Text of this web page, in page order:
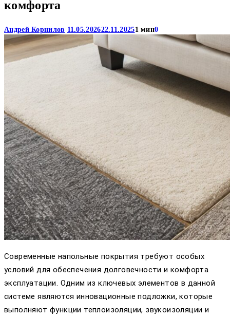
комфорта
Андрей Корнилов 11.05.202622.11.20251 мин0
Современные напольные покрытия требуют особых
условий для обеспечения долговечности и комфорта
эксплуатации. Одним из ключевых элементов в данной
системе являются инновационные подложки, которые
выполняют функции теплоизоляции, звукоизоляции и